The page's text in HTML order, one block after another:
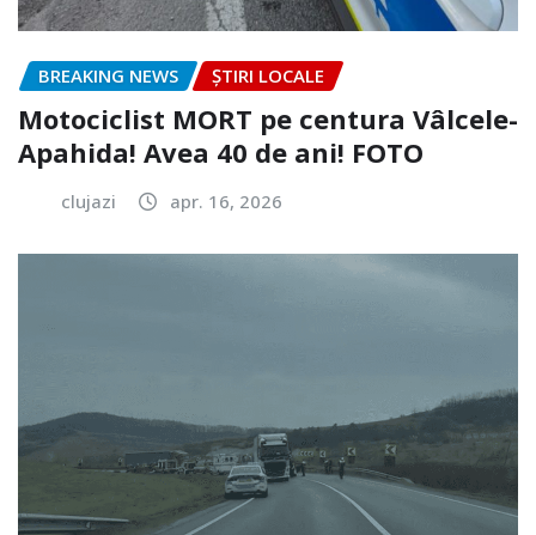
BREAKING NEWS ȘTIRI LOCALE
Motociclist MORT pe centura Vâlcele-
Apahida! Avea 40 de ani! FOTO
clujazi apr. 16, 2026